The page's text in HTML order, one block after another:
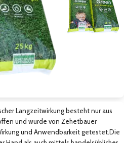
Zum nächsten Bild
Zum nächsten Bild
Langzeitwirkung besteht nur aus
und wurde von Zehetbauer
und Anwendbarkeit getestet.Die